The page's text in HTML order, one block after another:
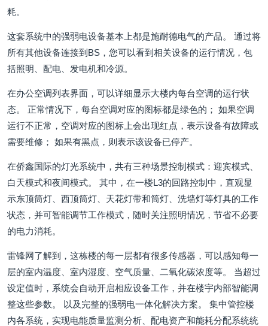
耗。
这套系统中的强弱电设备基本上都是施耐德电气的产品。 通过将
所有其他设备连接到BS，您可以看到相关设备的运行情况，包
括照明、配电、发电机和冷源。
在办公空调列表界面，可以详细显示大楼内每台空调的运行状
态。 正常情况下，每台空调对应的图标都是绿色的； 如果空调
运行不正常，空调对应的图标上会出现红点，表示设备有故障或
需要维修； 如果有黑点，则表示该设备已停产。
在侨鑫国际的灯光系统中，共有三种场景控制模式：迎宾模式、
白天模式和夜间模式。 其中，在一楼L3的回路控制中，直观显
示东顶筒灯、西顶筒灯、天花灯带和筒灯、洗墙灯等灯具的工作
状态，并可智能调节工作模式，随时关注照明情况，节省不必要
的电力消耗。
雷锋网了解到，这栋楼的每一层都有很多传感器，可以感知每一
层的室内温度、室内湿度、空气质量、二氧化碳浓度等。 当超过
设定值时，系统会自动开启相应设备工作，并在楼宇内部智能调
整这些参数。 以及完整的强弱电一体化解决方案。 集中管控楼
内各系统，实现电能质量监测分析、配电资产和能耗分配系统统